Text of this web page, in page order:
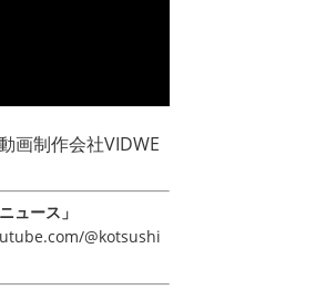
画制作会社VIDWE
ュース」
@kotsushi